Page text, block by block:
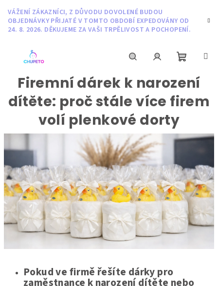
obsah
VÁŽENÍ ZÁKAZNÍCI, Z DŮVODU DOVOLENÉ BUDOU
OBJEDNÁVKY PŘIJATÉ V TOMTO OBDOBÍ EXPEDOVÁNY OD
24. 8. 2026. DĚKUJEME ZA VAŠI TRPĚLIVOST A POCHOPENÍ.
košík
Firemní dárek k narození
dítěte: proč stále více firem
volí plenkové dorty
Pokud ve firmě řešíte dárky pro
zaměstnance k narození dítěte nebo